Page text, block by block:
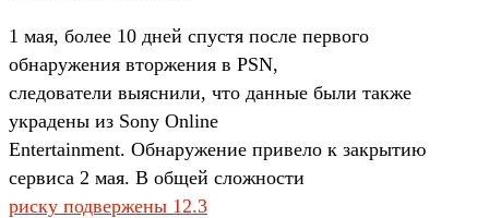
1 мая, более 10 дней спустя после первого
обнаружения вторжения в PSN,
следователи выяснили, что данные были также
украдены из Sony Online
Entertainment. Обнаружение привело к закрытию
сервиса 2 мая. В общей сложности
риску подвержены 12.3